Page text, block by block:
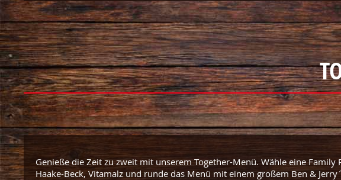
Genieße die Zeit zu zweit mit unserem Together-Menü. Wähle eine
Haake-Beck, Vitamalz und runde das Menü mit einem großem Ben &